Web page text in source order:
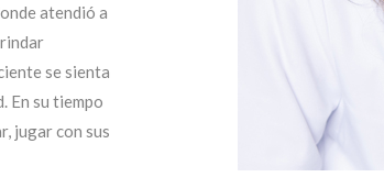
atendió a
se sienta
En su tiempo
jugar con sus